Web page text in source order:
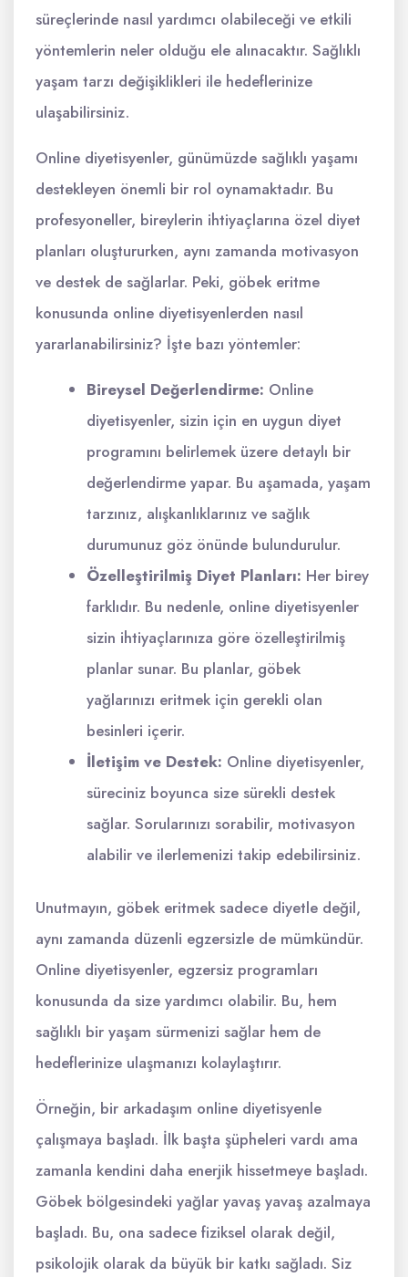
süreçlerinde nasıl yardımcı olabileceği ve etkili
yöntemlerin neler olduğu ele alınacaktır. Sağlıklı
yaşam tarzı değişiklikleri ile hedeflerinize
ulaşabilirsiniz.
Online diyetisyenler, günümüzde sağlıklı yaşamı
destekleyen önemli bir rol oynamaktadır. Bu
profesyoneller, bireylerin ihtiyaçlarına özel diyet
planları oluştururken, aynı zamanda motivasyon
ve destek de sağlarlar. Peki, göbek eritme
konusunda online diyetisyenlerden nasıl
yararlanabilirsiniz? İşte bazı yöntemler:
Bireysel Değerlendirme: Online
diyetisyenler, sizin için en uygun diyet
programını belirlemek üzere detaylı bir
değerlendirme yapar. Bu aşamada, yaşam
tarzınız, alışkanlıklarınız ve sağlık
durumunuz göz önünde bulundurulur.
Özelleştirilmiş Diyet Planları: Her birey
farklıdır. Bu nedenle, online diyetisyenler
sizin ihtiyaçlarınıza göre özelleştirilmiş
planlar sunar. Bu planlar, göbek
yağlarınızı eritmek için gerekli olan
besinleri içerir.
İletişim ve Destek: Online diyetisyenler,
süreciniz boyunca size sürekli destek
sağlar. Sorularınızı sorabilir, motivasyon
alabilir ve ilerlemenizi takip edebilirsiniz.
Unutmayın, göbek eritmek sadece diyetle değil,
aynı zamanda düzenli egzersizle de mümkündür.
Online diyetisyenler, egzersiz programları
konusunda da size yardımcı olabilir. Bu, hem
sağlıklı bir yaşam sürmenizi sağlar hem de
hedeflerinize ulaşmanızı kolaylaştırır.
Örneğin, bir arkadaşım online diyetisyenle
çalışmaya başladı. İlk başta şüpheleri vardı ama
zamanla kendini daha enerjik hissetmeye başladı.
Göbek bölgesindeki yağlar yavaş yavaş azalmaya
başladı. Bu, ona sadece fiziksel olarak değil,
psikolojik olarak da büyük bir katkı sağladı. Siz